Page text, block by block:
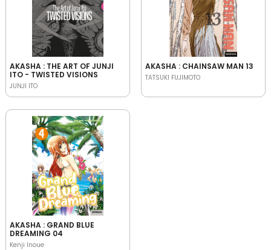
AKASHA : THE ART OF JUNJI
ITO - TWISTED VISIONS
JUNJI ITO
AKASHA : CHAINSAW MAN 13
TATSUKI FUJIMOTO
AKASHA : GRAND BLUE
DREAMING 04
Kenji Inoue